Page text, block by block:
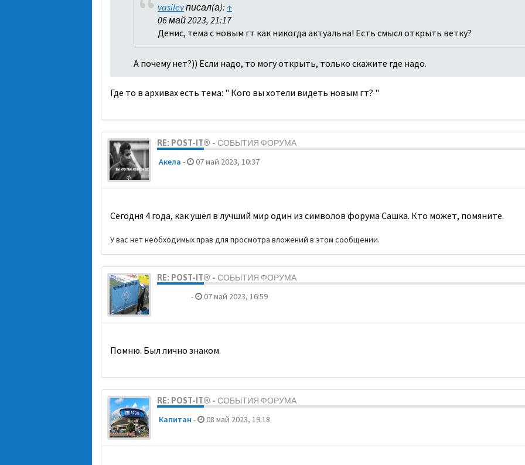
vasilevписал(а): ↑
06 май 2023, 21:17
Денис, тема с новым гт как никогда актуальна! Есть смысл открыть ветку?
А почему нет?)) Если надо, то могу открыть, только скажите где надо.
Где то в архивах есть тема: " Кого вы хотели видеть новым гт? "
RE: POST-IT® - СОБЫТИЯ ФОРУМА
Акела - 07 май 2023, 10:37
Сегодня 4 года, как ушёл в лучший мир один из символов форума Сашка. Кто может, помяните.
У вас нет необходимых прав для просмотра вложений в этом сообщении.
RE: POST-IT® - СОБЫТИЯ ФОРУМА
- 07 май 2023, 16:59
Помню. Был лично знаком.
RE: POST-IT® - СОБЫТИЯ ФОРУМА
Кaпитaн - 08 май 2023, 19:18